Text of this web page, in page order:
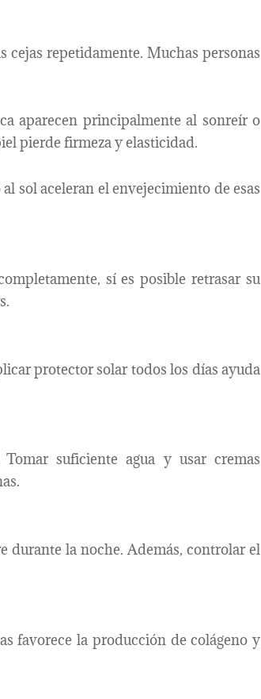
cejas repetidamente. Muchas personas
aparecen principalmente al sonreír o
pierde firmeza y elasticidad.
sol aceleran el envejecimiento de esas
sí es posible retrasar su
protector solar todos los días ayuda
suficiente agua y usar cremas
durante la noche. Además, controlar el
favorece la producción de colágeno y